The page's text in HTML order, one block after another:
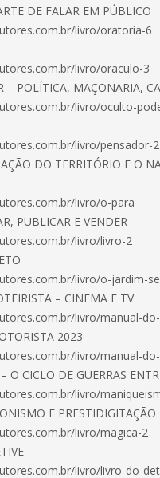
DE FALAR EM PÚBLICO
livro/oratoria-6
livro/oraculo-3
– POLÍTICA, MAÇONARIA,
livro/oculto-
livro/pensador-2
DO TERRITÓRIO E O
livro/o-para
PUBLICAR E VENDER
livro/livro-2
livro/o-jardim-
– CINEMA E TV
livro/manual-
2023
livro/manual-
O CICLO DE GUERRAS
livro/
E PRESTIDIGITAÇÃO
livro/magica-2
livro/livro-do-